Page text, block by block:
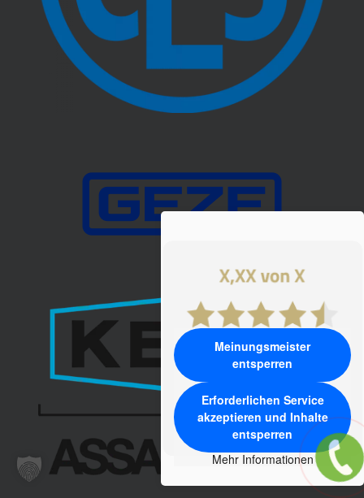
Meinungsmeister
entsperren
Erforderlichen Service
akzeptieren und Inhalte
entsperren
Mehr Informationen